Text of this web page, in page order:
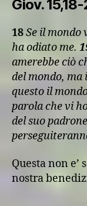
Giov.
18Se il mondo
ha odiato me.
amerebbe ciò
del mondo, ma
questo il
parola che vi
del suo
Questa non e’
nostra